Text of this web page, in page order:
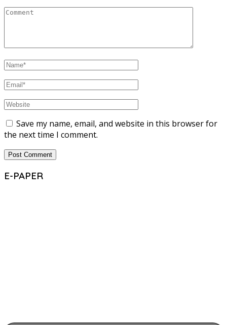
Save my name, email, and website in this browser for
the next time I comment.
E-PAPER